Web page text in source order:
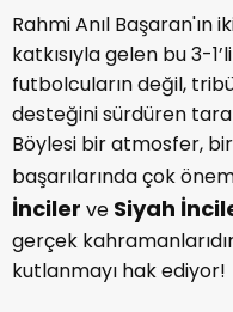
Rahmi Anıl Başaran'ın
katkısıyla gelen bu 3-
futbolcuların değil,
desteğini sürdüren
Böylesi bir atmosfer,
başarılarında çok
İnciler ve Siyah
gerçek
kutlanmayı hak ediyor!